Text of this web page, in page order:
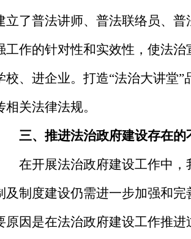
立了普法讲师、普法联络员、
工作的针对性和实效性，使法
校、进企业。打造“法治大讲堂
相关法律法规。
三、推进法治政府建设存在的
在开展法治政府建设工作中
及制度建设仍需进一步加强和
原因是在法治政府建设工作推